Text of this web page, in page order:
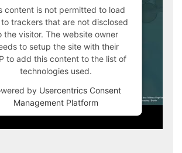
content is not permitted to load
trackers that are not disclosed
the visitor. The website owner
to setup the site with their
to add this content to the list of
technologies used.
by Usercentrics Consent
Management Platform